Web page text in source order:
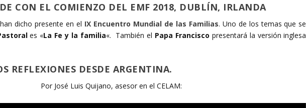
CON EL COMIENZO DEL EMF 2018, DUBLÍN, IRLANDA
han dicho presente en el IX Encuentro Mundial de las Familias. Uno de los temas que se
es «La Fe y la familia«. También el Papa Francisco presentará la versión inglesa
REFLEXIONES DESDE ARGENTINA.
Por José Luis Quijano, asesor en el CELAM: